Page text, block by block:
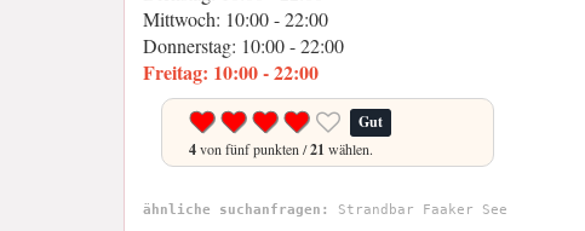
Mittwoch: 10:00 - 22:00
Donnerstag: 10:00 - 22:00
Freitag: 10:00 - 22:00
Gut
4von fünf punkten /21 wählen.
ähnliche suchanfragen: Strandbar Faaker See